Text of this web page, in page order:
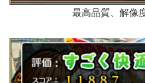
最高品質、解像